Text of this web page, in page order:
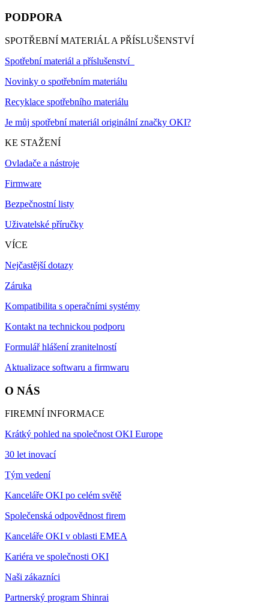
PODPORA
SPOTŘEBNÍ MATERIÁL A PŘÍSLUŠENSTVÍ
Spotřební materiál a příslušenství
Novinky o spotřebním materiálu
Recyklace spotřebního materiálu
Je můj spotřební materiál originální značky OKI?
KE STAŽENÍ
Ovladače a nástroje
Firmware
Bezpečnostní listy
Uživatelské příručky
VÍCE
Nejčastější dotazy
Záruka
Kompatibilita s operačními systémy
Kontakt na technickou podporu
Formulář hlášení zranitelností
Aktualizace softwaru a firmwaru
O NÁS
FIREMNÍ INFORMACE
Krátký pohled na společnost OKI Europe
30 let inovací
Tým vedení
Kanceláře OKI po celém světě
Společenská odpovědnost firem
Kanceláře OKI v oblasti EMEA
Kariéra ve společnosti OKI
Naši zákazníci
Partnerský program Shinrai